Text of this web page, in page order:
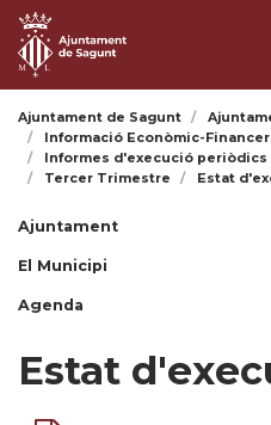
Ajuntament de Sagunt
Informació Econòmic-
Informes d'execució periòdics
Tercer Trimestre
Estat
Ajuntament
El Municipi
Agenda
Estat